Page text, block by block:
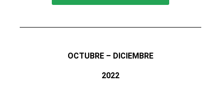
OCTUBRE – DICIEMBRE
2022